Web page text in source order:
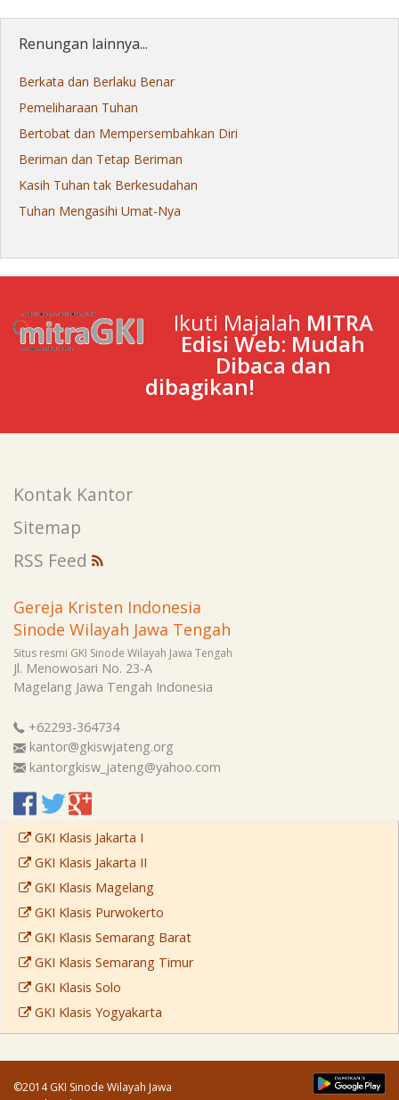
Renungan lainnya...
Berkata dan Berlaku Benar
Pemeliharaan Tuhan
Bertobat dan Mempersembahkan Diri
Beriman dan Tetap Beriman
Kasih Tuhan tak Berkesudahan
Tuhan Mengasihi Umat-Nya
Ikuti Majalah MITRA
Edisi Web: Mudah
Dibaca dan
dibagikan!
Kontak Kantor
Sitemap
RSS Feed
Gereja Kristen Indonesia
Sinode Wilayah Jawa Tengah
Situs resmi GKI Sinode Wilayah Jawa Tengah
Jl. Menowosari No. 23-A
Magelang Jawa Tengah Indonesia
+62293-364734
kantor@gkiswjateng.org
kantorgkisw_jateng@yahoo.com
GKI Klasis Jakarta I
GKI Klasis Jakarta II
GKI Klasis Magelang
GKI Klasis Purwokerto
GKI Klasis Semarang Barat
GKI Klasis Semarang Timur
GKI Klasis Solo
GKI Klasis Yogyakarta
©2014 GKI Sinode Wilayah Jawa